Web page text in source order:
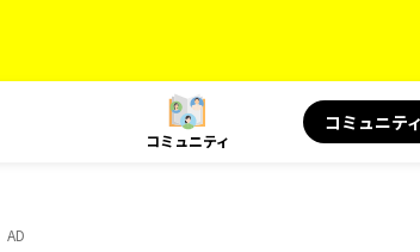
コミュニティ
コミュニテ
AD